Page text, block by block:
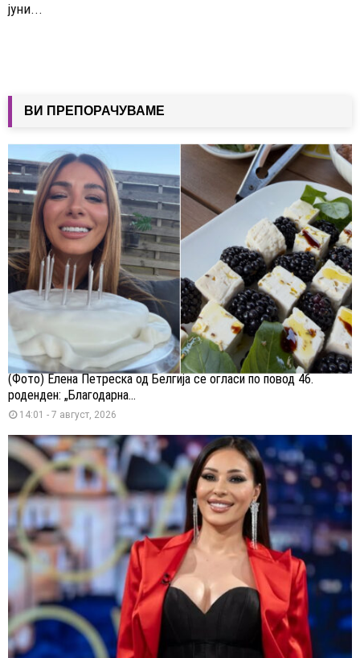
јуни...
ВИ ПРЕПОРАЧУВАМЕ
(Фото) Елена Петреска од Белгија се огласи по повод 46.
роденден: „Благодарна...
14:01 - 7 август, 2026